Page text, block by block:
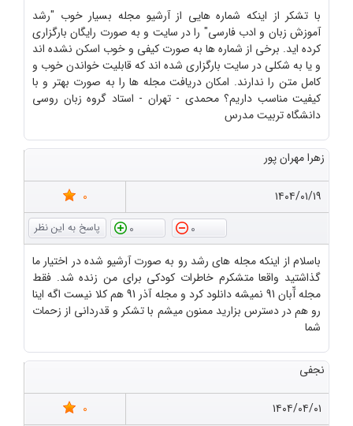
با تشکر از اینکه شماره هایی از آرشیو مجله بسیار خوب "رشد
آموزش زبان و ادب فارسی" را در سایت و به صورت رایگان بارگزاری
کرده اید. برخی از شماره ها به صورت کیفی و خوب اسکن نشده اند
و یا به شکلی در سایت بارگزاری شده اند که قابلیت خواندن خوب و
کامل متن را ندارند. امکان دریافت مجله ها را به صورت بهتر و با
کیفیت مناسب داریم؟ محمدی - تهران - استاد گروه زبان روسی
دانشگاه تربیت مدرس
زهرا مهران پور
۱۴۰۴/۰۱/۱۹
0
0
0
باسلام از اینکه مجله های رشد رو به صورت آرشیو شده در اختیار ما
گذاشتید واقعا متشکرم خاطرات کودکی برای من زنده شد. فقط
مجله آّبان 91 نمیشه دانلود کرد و مجله آذر 91 هم کلا نیست اگه اینا
رو هم در دسترس بزارید ممنون میشم با تشکر و قدردانی از زحمات
شما
نجفی
۱۴۰۴/۰۴/۰۱
0